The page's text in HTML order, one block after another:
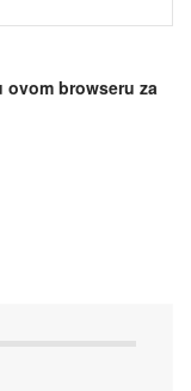
ovom browseru za